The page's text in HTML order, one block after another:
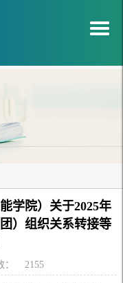
学院）关于2025年
）组织关系转接等
： 2155